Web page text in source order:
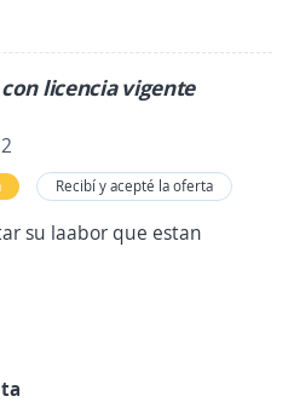
licencia vigente
Recibí y acepté la oferta
su laabor que estan